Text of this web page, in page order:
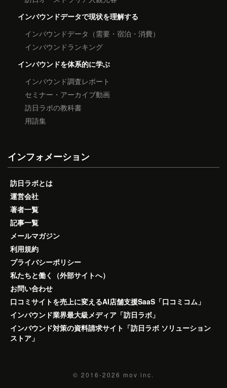
インバウンドデータで現状を理解する
インバウンドデータ（需要・宿泊・消費）
インバウンドランキング
インバウンドを体系的に学ぶ
インバウンド調査レポート
セミナー・アーカイブ動画
訪日ラボの教科書
用語集
インフォメーション
訪日ラボとは
運営会社
著者一覧
記事一覧
メールマガジン
利用規約
プライバシーポリシー
私たちと働く（外部サイトへ）
お問い合わせ
口コミサイトを売上に変えるAI店舗支援SaaS「口コミコム」
インバウンド業界最大級メディア「訪日ラボ」
インバウンド対策の資料請求サイト「訪日ラボ ソリューション
ストア」
© 2016-2026 mov inc.